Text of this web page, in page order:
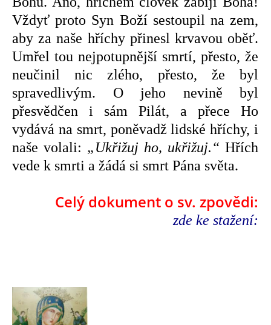
Vždyť proto Syn Boží sestoupil na zem,
aby za naše hříchy přinesl krvavou oběť.
Umřel tou nejpotupnější smrtí, přesto, že
neučinil nic zlého, přesto, že byl
spravedlivým. O jeho nevině byl
přesvědčen i sám Pilát, a přece Ho
vydává na smrt, poněvadž lidské hříchy, i
naše volali: „Ukřižuj ho, ukřižuj.“ Hřích
vede k smrti a žádá si smrt Pána světa.
Celý dokument o sv. zpovědi:
zde ke stažení: